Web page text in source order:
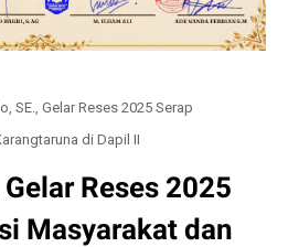
SE., Gelar Reses 2025 Serap
di Dapil II
Reses 2025
Masyarakat dan